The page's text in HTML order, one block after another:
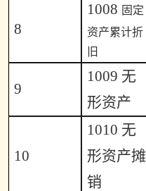
8
1008 固定
资产累计折
旧
9
1009 无
形资产
10
1010 无
形资产摊
销